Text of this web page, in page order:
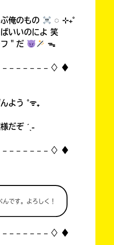
んです。よろしく！
俺のもの
◌ ⊹₊˚
いいのによ 笑
＂だ
ᯓ
𓐄 𓐄 𓐄 𓐄 𓐄 𓐄 ♢ ♦︎
よう ˚ᯤ₊
だぞ ˊˎ˗
𓐄 𓐄 𓐄 𓐄 𓐄 𓐄 ♢ ♦︎
たんすよ…！
𓐄 𓐄 𓐄 𓐄 𓐄 𓐄 ♢ ♦︎